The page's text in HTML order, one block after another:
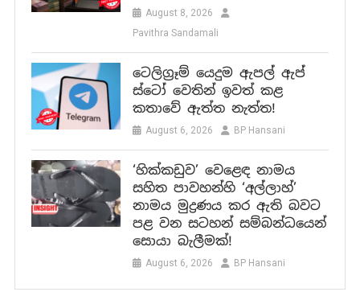
August 8, 2026
Pavithra Sandamali
ටෙලිග්‍රෑම් යෙදුම ඇපල් ඇප්
ස්ටෝ වෙතින් ඉවත් කළ
කතාවේ ඇත්ත නැත්ත!
August 6, 2026 BP Hansani
‘හික්කඩුව’ වෙළෙඳ නාමය
සහිත පාවහන්හි ‘අල්ලාහ්’
නාමය මුද්‍රණය කර ඇති බවට
පළ වන සටහන් සම්බන්ධයෙන්
සොයා බැලීමක්!
August 6, 2026 BP Hansani